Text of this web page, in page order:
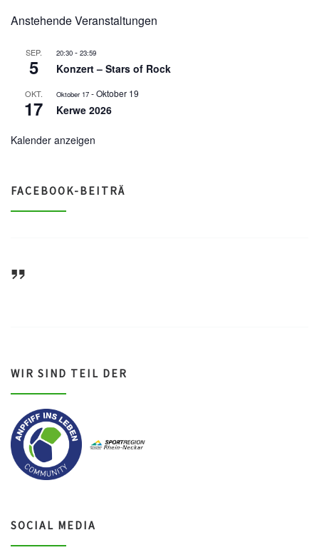
Anstehende Veranstaltungen
SEP.
5
20:30 - 23:59
Konzert – Stars of Rock
OKT.
17
Oktober 17 -Oktober 19
Kerwe 2026
Kalender anzeigen
FACEBOOK-BEITRÄ
WIR SIND TEIL DER
SOCIAL MEDIA